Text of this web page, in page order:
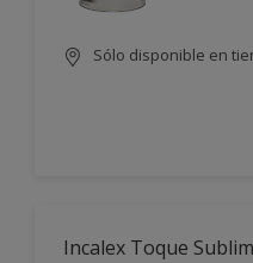
Sólo disponible en
Incalex Toque